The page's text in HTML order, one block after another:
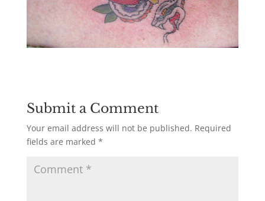
Submit a Comment
Your email address will not be published. Required
fields are marked *